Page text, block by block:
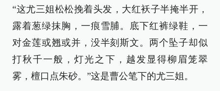
“这尤三姐松松挽着头发，大红袄子半掩半开，
露着葱绿抹胸，一痕雪脯。底下红裤绿鞋，一
对金莲或翘或并，没半刻斯文。两个坠子却似
打秋千一般，灯光之下，越发显得柳眉笼翠
雾，檀口点朱砂。”这是曹公笔下的尤三姐。